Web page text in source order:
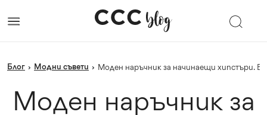
Блог › Модни съвети › Моден наръчник за начинаещи хипстъри.
Моден наръчник за